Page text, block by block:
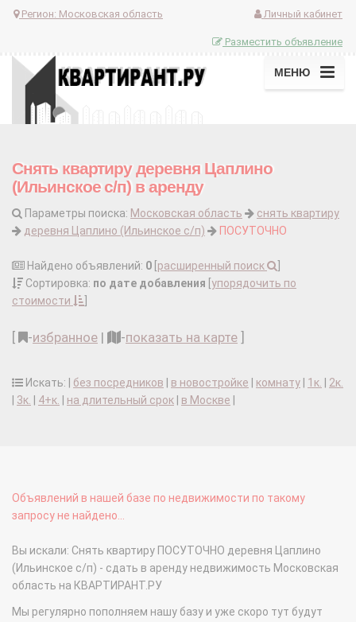
Регион: Московская область Личный кабинет
Разместить объявление
МЕНЮ
Снять квартиру деревня Цаплино
(Ильинское с/п) в аренду
Параметры поиска: Московская область
снять квартиру
деревня Цаплино (Ильинское с/п)
ПОСУТОЧНО
Найдено объявлений: 0 расширенный поиск
Сортировка: по дате добавления упорядочить по
стоимости
-избранное | -показать на карте
Искать: | без посредников в новостройке комнату 1к.
2к.
3к. 4+к. на длительный срок в Москве
Объявлений в нашей базе по недвижимости по такому
запросу не найдено...
Вы искали: Снять квартиру ПОСУТОЧНО деревня Цаплино
(Ильинское с/п) - сдать в аренду недвижимость Московская
область на КВАРТИРАНТ.РУ
Мы регулярно пополняем нашу базу и уже скоро тут будут